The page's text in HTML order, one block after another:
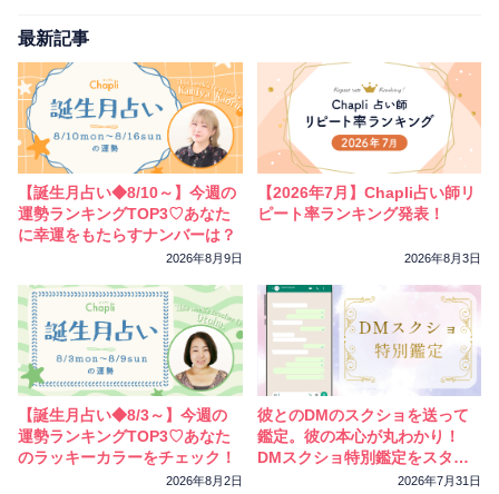
最新記事
【誕生月占い◆8/10～】今週の
運勢ランキングTOP3♡あなた
に幸運をもたらすナンバーは？
2026年8月9日
【2026年7月】Chapli占い師リ
ピート率ランキング発表！
2026年8月3日
【誕生月占い◆8/3～】今週の
運勢ランキングTOP3♡あなた
のラッキーカラーをチェック！
2026年8月2日
彼とのDMのスクショを送って
鑑定。彼の本心が丸わかり！
DMスクショ特別鑑定をスター
2026年7月31日